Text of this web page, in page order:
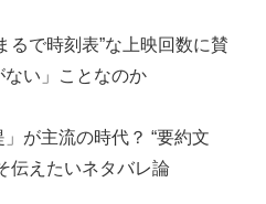
るで時刻表”な上映回数に賛
い」ことなのか
が主流の時代？ “要約文
伝えたいネタバレ論